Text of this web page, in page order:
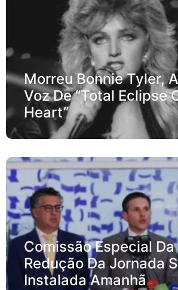
Morreu Bonnie Tyler,
Voz De “Total Eclipse
Heart”
Comissão Especial Da
Redução Da Jornada
Instalada Amanhã